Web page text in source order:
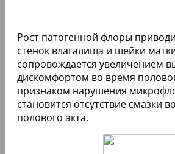
Рост патогенной флоры
стенок влагалища и шейки
сопровождается увеличением
дискомфортом во время
признаком нарушения
становится отсутствие смазки
полового акта.